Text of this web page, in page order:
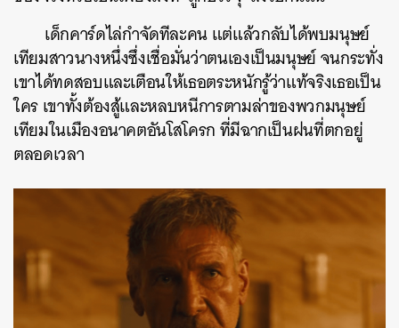
เด็กคาร์ดไล่กำจัดทีละคน แต่แล้วกลับได้พบมนุษย์
เทียมสาวนางหนึ่งซึ่งเชื่อมั่นว่าตนเองเป็นมนุษย์ จนกระทั่ง
เขาได้ทดสอบและเตือนให้เธอตระหนักรู้ว่าแท้จริงเธอเป็น
ใคร เขาทั้งต้องสู้และหลบหนีการตามล่าของพวกมนุษย์
เทียมในเมืองอนาคตอันโสโครก ที่มีฉากเป็นฝนที่ตกอยู่
ตลอดเวลา